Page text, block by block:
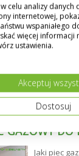
GAZOWY
Jaki piec
celu analizy
internetowej,
wspaniałego
więcej informacji
ustawienia.
Akceptuj
Dostosuj